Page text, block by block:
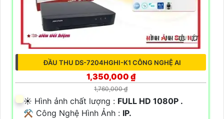
ĐẦU THU DS-7204HGHI-K1 CÔNG NGHỆ AI
1,350,000 ₫
1,760,000 ₫
☀️ Hình ảnh chất lượng : FULL HD 1080P .
⚒ Công Nghệ Hình Ảnh : IP.